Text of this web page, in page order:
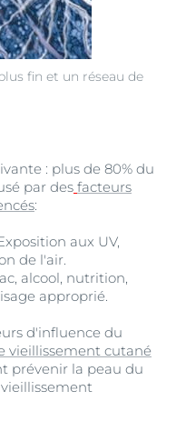
fin et un réseau de
: plus de 80% du
par des facteurs
:
aux UV,
de l'air.
alcool, nutrition,
approprié.
d'influence du
vieillissement cutané
prévenir la peau du